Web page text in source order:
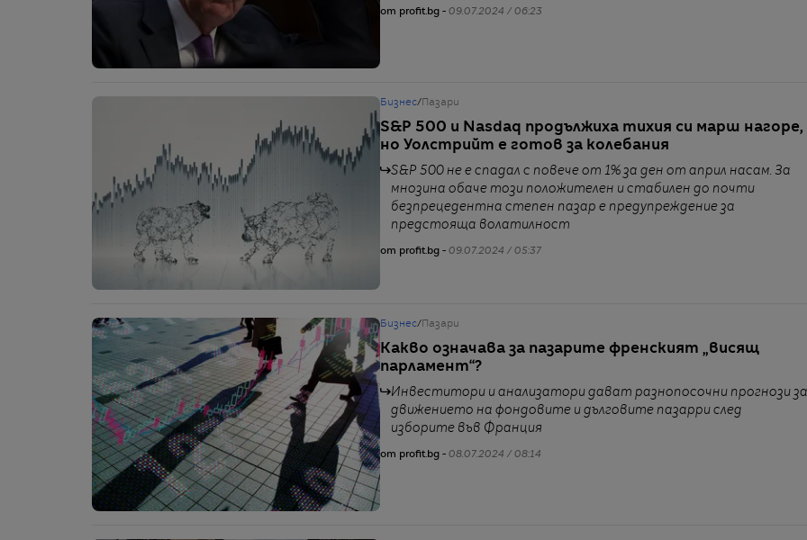
от profit.bg - 09.07.2024 / 06:23
Бизнес/ Пазари
S&P 500 и Nasdaq продължиха тихия си марш нагоре,
но Уолстрийт е готов за колебания
S&P 500 не е спадал с повече от 1% за ден от април насам. За
мнозина обаче този положителен и стабилен до почти
безпрецедентна степен пазар е предупреждение за
предстояща волатилност
от profit.bg - 09.07.2024 / 05:37
Бизнес/ Пазари
Какво означава за пазарите френският „висящ
парламент“?
Инвеститори и анализатори дават разнопосочни прогнози за
движението на фондовите и дълговите пазарри след
изборите във Франция
от profit.bg - 08.07.2024 / 08:14